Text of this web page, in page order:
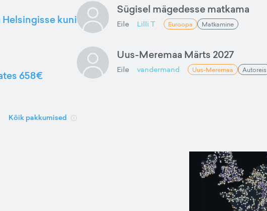
kuni
658€
Kõik pakkumised
Sügisel mägedesse matkama
Eile Lilli T Euroopa Matkamine
Uus-Meremaa Märts 2027
Eile vandermand Uus-Meremaa Autoreis